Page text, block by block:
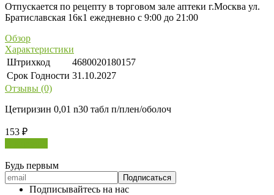
Отпускается по рецепту в торговом зале аптеки г.Москва ул.
Братиславская 16к1 ежедневно с 9:00 до 21:00
Обзор
Характеристики
Штрихкод
4680020180157
Срок Годности 31.10.2027
Отзывы (0)
Цетиризин 0,01 n30 табл п/плен/оболоч
153 ₽
Будь первым
Подписывайтесь на нас